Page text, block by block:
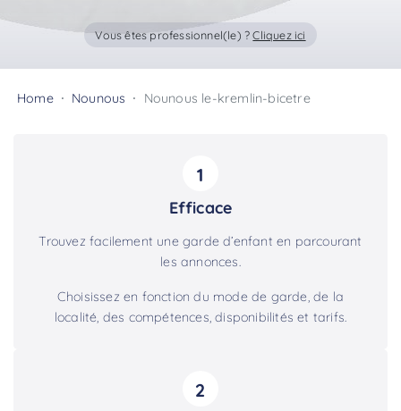
Vous êtes professionnel(le) ?Cliquez ici
Home Nounous Nounous le-kremlin-bicetre
1
Efficace
Trouvez facilement une garde d’enfant en parcourant
les annonces.
Choisissez en fonction du mode de garde, de la
localité, des compétences, disponibilités et tarifs.
2